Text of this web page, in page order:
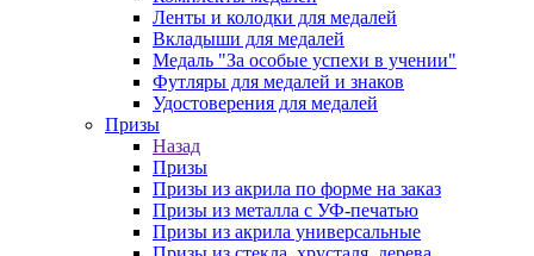
Ленты и колодки для медалей
Вкладыши для медалей
Медаль "За особые успехи в учении"
Футляры для медалей и знаков
Удостоверения для медалей
Призы
Назад
Призы
Призы из акрила по форме на заказ
Призы из металла с УФ-печатью
Призы из акрила универсальные